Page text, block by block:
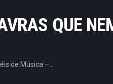
QUE
de Música –...